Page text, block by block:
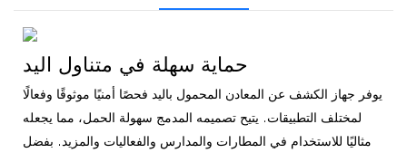
يوفر جهاز الكشف عن المعادن المحمول باليد فحصًا أمنيًا موثوقًا وفعالًا
لمختلف التطبيقات. يتيح تصميمه المدمج سهولة الحمل، مما يجعله
مثاليًا للاستخدام في المطارات والمدارس والفعاليات والمزيد. بفضل